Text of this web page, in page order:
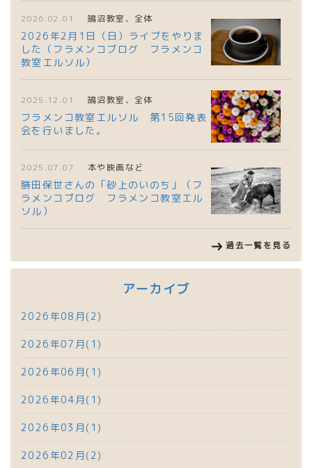
2026.02.01 鵠沼教室、全体
2026年2月1日（日）ライブをやりま
した（フラメンコブログ フラメンコ
教室エルソル）
2025.12.01 鵠沼教室、全体
フラメンコ教室エルソル 第15回発表
会を行いました。
2025.07.07 本や映画など
勝田保世さんの「砂上のいのち」（フ
ラメンコブログ フラメンコ教室エル
ソル）
過去一覧を見る
アーカイブ
2026年08月(2)
2026年07月(1)
2026年06月(1)
2026年04月(1)
2026年03月(1)
2026年02月(2)